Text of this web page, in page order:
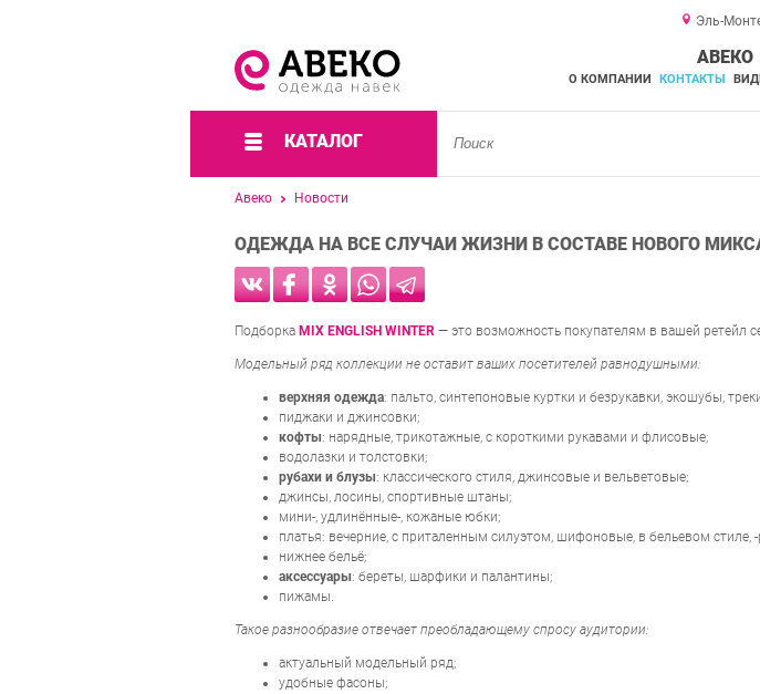
Эль-
АВЕКО
О КОМПАНИИ КОНТАКТЫ
КАТАЛОГ
Авеко Новости
ОДЕЖДА НА ВСЕ СЛУЧАИ ЖИЗНИ В СОСТАВЕ НОВОГО МИКСА
Подборка MIX ENGLISH WINTER — это возможность покупателям в вашей ретейл
Модельный ряд коллекции не оставит ваших посетителей равнодушными:
верхняя одежда: пальто, синтепоновые куртки и безрукавки, экошубы,
пиджаки и джинсовки;
кофты: нарядные, трикотажные, с короткими рукавами и флисовые;
водолазки и толстовки;
рубахи и блузы: классического стиля, джинсовые и вельветовые;
джинсы, лосины, спортивные штаны;
мини-, удлинённые-, кожаные юбки;
платья: вечерние, с приталенным силуэтом, шифоновые, в бельевом стиле,
нижнее бельё;
аксессуары: береты, шарфики и палантины;
пижамы.
Такое разнообразие отвечает преобладающему спросу аудитории:
актуальный модельный ряд;
удобные фасоны;